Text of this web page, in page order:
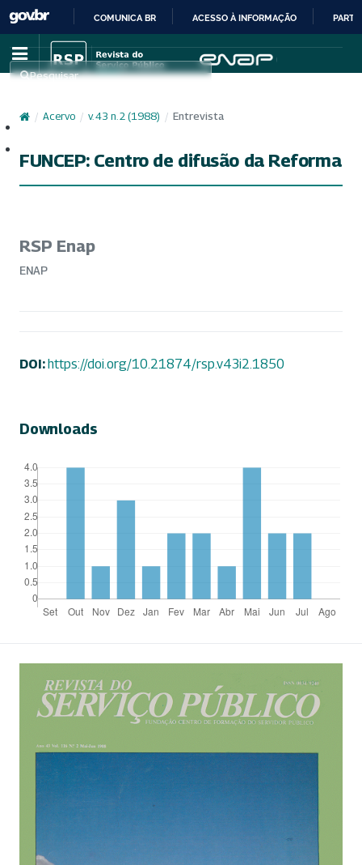
IR
PARA
CONTEÚDO
COMUNICA BR ACESSO À INFORMAÇÃO
Pesquisar
/ Acervo / v. 43 n. 2 (1988) / Entrevista
FUNCEP: Centro de difusão da Reforma
RSP Enap
ENAP
DOI:https://doi.org/10.21874/rsp.v43i2.1850
Downloads